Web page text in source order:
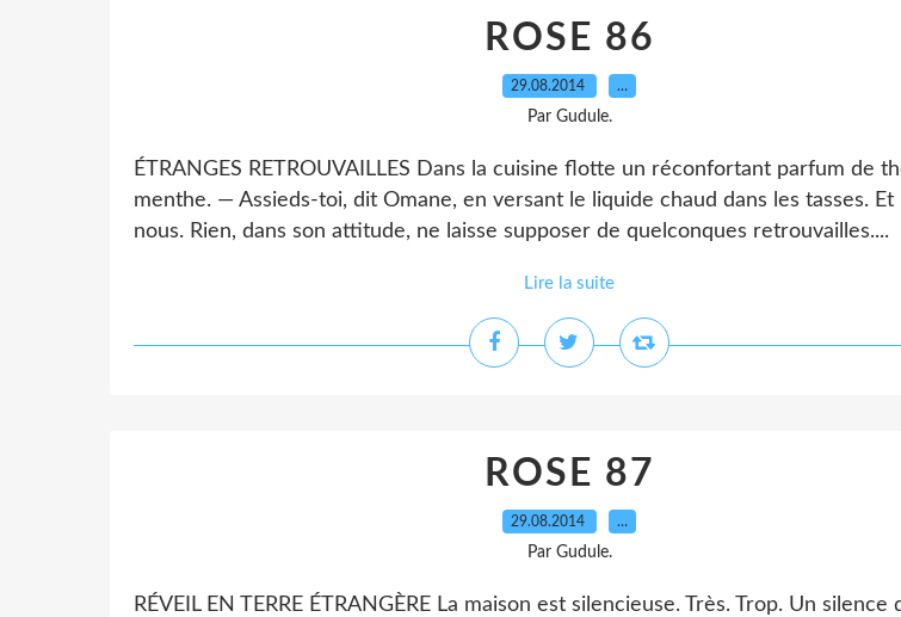
ROSE 86
29.08.2014 …
Par Gudule.
ÉTRANGES RETROUVAILLES Dans la cuisine flotte un réconfortant parfum de
menthe. — Assieds-toi, dit Omane, en versant le liquide chaud dans les tasses.
nous. Rien, dans son attitude, ne laisse supposer de quelconques retrouvailles....
Lire la suite
ROSE 87
29.08.2014 …
Par Gudule.
RÉVEIL EN TERRE ÉTRANGÈRE La maison est silencieuse. Très. Trop. Un silence